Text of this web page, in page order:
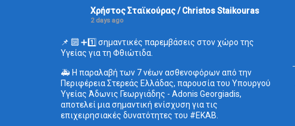
Χρήστος Σταϊκούρας / Christos Staikouras
2 days ago
📌 🔟 ➕1️⃣ σημαντικές παρεμβάσεις στον χώρο της
Υγείας για τη Φθιώτιδα.
🚑 Η παραλαβή των 7 νέων ασθενοφόρων από την
Περιφέρεια Στερεάς Ελλάδας, παρουσία του Υπουργού
Υγείας Άδωνις Γεωργιάδης - Adonis Georgiadis,
αποτελεί μια σημαντική ενίσχυση για τις
επιχειρησιακές δυνατότητες του #ΕΚΑΒ.